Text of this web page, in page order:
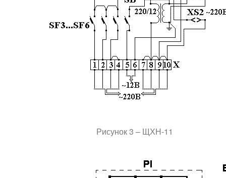
Рисунок 3 – ЩХН-11